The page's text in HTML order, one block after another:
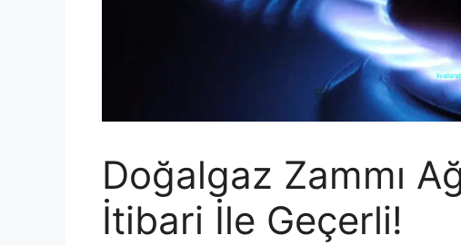
Doğalgaz Zammı
İtibari İle Geçerli!